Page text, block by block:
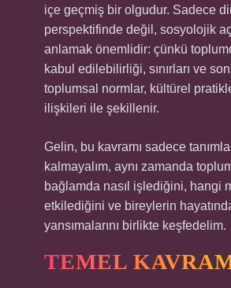
içe geçmiş bir olgudur. Sadece
perspektifinde değil, sosyolojik
anlamak önemlidir: çünkü
kabul edilebilirliği, sınırları ve
toplumsal normlar, kültürel
ilişkileri ile şekillenir.
Gelin, bu kavramı sadece
kalmayalım, aynı zamanda
bağlamda nasıl işlediğini, hangi
etkilediğini ve bireylerin
yansımalarını birlikte keşfedelim.
TEMEL